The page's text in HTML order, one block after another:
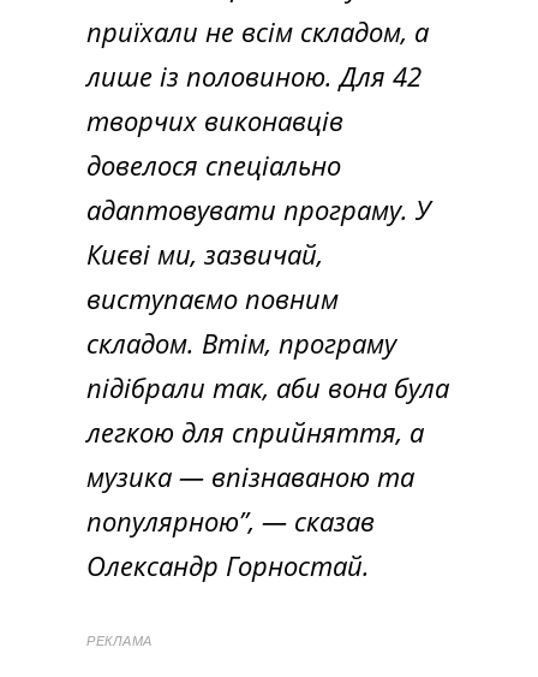
приїхали не всім складом, а
лише із половиною. Для 42
творчих виконавців
довелося спеціально
адаптовувати програму. У
Києві ми, зазвичай,
виступаємо повним
складом. Втім, програму
підібрали так, аби вона була
легкою для сприйняття, а
музика — впізнаваною та
популярною”, — сказав
Олександр Горностай.
РЕКЛАМА